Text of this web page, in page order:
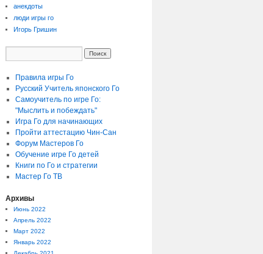
анекдоты
люди игры го
Игорь Гришин
Правила игры Го
Русский Учитель японского Го
Самоучитель по игре Го:
"Мыслить и побеждать"
Игра Го для начинающих
Пройти аттестацию Чин-Сан
Форум Мастеров Го
Обучение игре Го детей
Книги по Го и стратегии
Мастер Го ТВ
Архивы
Июнь 2022
Апрель 2022
Март 2022
Январь 2022